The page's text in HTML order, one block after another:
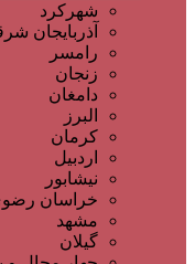
شهرکرد
آذربایجان
رامسر
زنجان
دامغان
البرز
کرمان
اردبیل
نیشابور
خراسان
مشهد
گیلان